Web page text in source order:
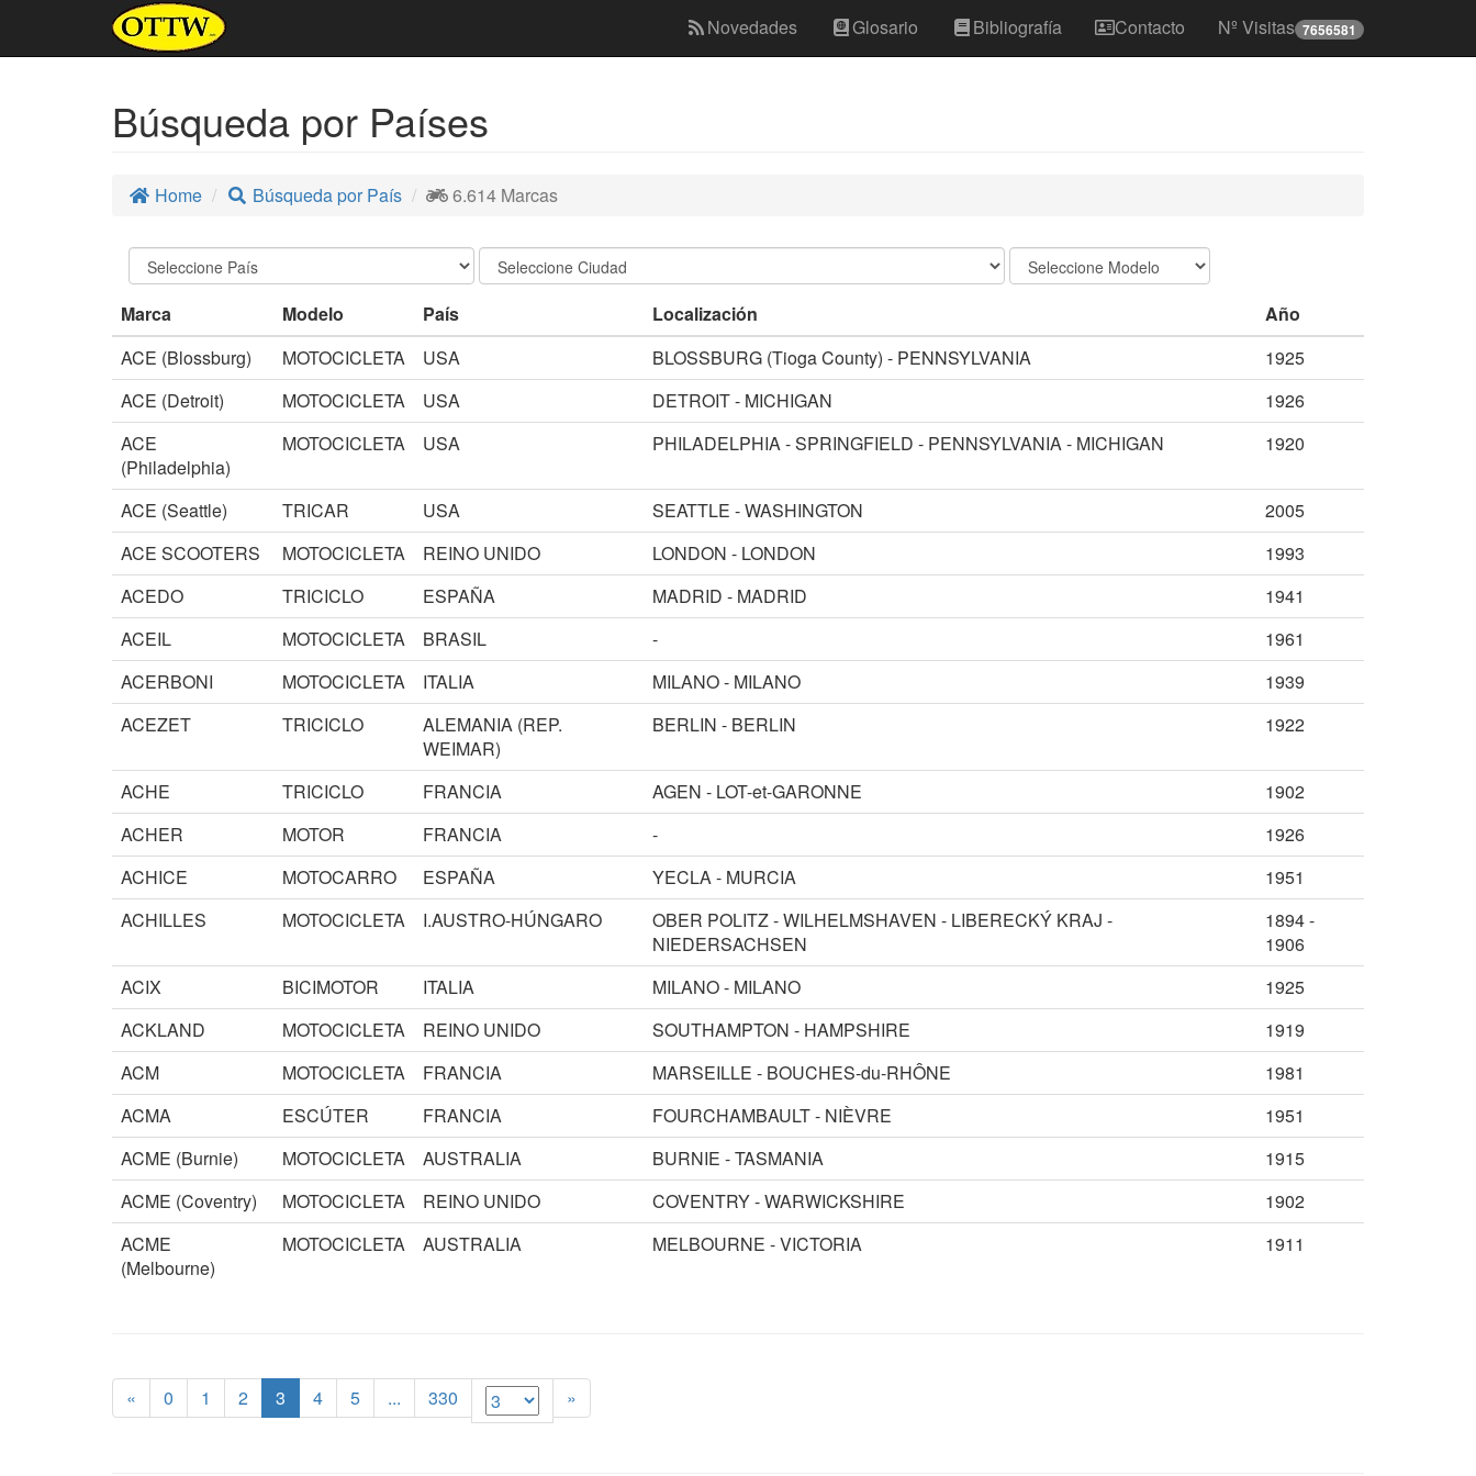
Novedades Glosario Bibliografía Contacto Nº Visitas 7656581
Búsqueda por Países
Home Búsqueda por País 6.614 Marcas
Marca Modelo País Localización
Año
ACE (Blossburg)
MOTOCICLETA USA BLOSSBURG (Tioga County) - PENNSYLVANIA
1925
ACE (Detroit)
MOTOCICLETA USA DETROIT - MICHIGAN
1926
ACE
(Philadelphia)
MOTOCICLETA USA PHILADELPHIA - SPRINGFIELD - PENNSYLVANIA - MICHIGAN 1920
ACE (Seattle) TRICAR USA SEATTLE - WASHINGTON
2005
ACE SCOOTERS
MOTOCICLETA REINO UNIDO LONDON - LONDON
1993
ACEDO
TRICICLO ESPAÑA MADRID - MADRID
1941
ACEIL
MOTOCICLETA BRASIL -
1961
ACERBONI
MOTOCICLETA ITALIA MILANO - MILANO
1939
ACEZET
TRICICLO
ALEMANIA (REP.
WEIMAR)
BERLIN - BERLIN 1922
ACHE TRICICLO FRANCIA AGEN - LOT-et-GARONNE
1902
ACHER
MOTOR FRANCIA -
1926
ACHICE
MOTOCARRO ESPAÑA YECLA - MURCIA
1951
ACHILLES
MOTOCICLETA I.AUSTRO-HÚNGARO
OBER POLITZ - WILHELMSHAVEN - LIBERECKÝ KRAJ -
NIEDERSACHSEN
1894 -
1906
ACIX
BICIMOTOR ITALIA MILANO - MILANO
1925
ACKLAND
MOTOCICLETA REINO UNIDO SOUTHAMPTON - HAMPSHIRE
1919
ACM
MOTOCICLETA FRANCIA MARSEILLE - BOUCHES-du-RHÔNE
1981
ACMA
ESCÚTER FRANCIA FOURCHAMBAULT - NIÈVRE
1951
ACME (Burnie)
MOTOCICLETA AUSTRALIA BURNIE - TASMANIA
1915
ACME (Coventry)
MOTOCICLETA REINO UNIDO COVENTRY - WARWICKSHIRE
1902
ACME
(Melbourne)
MOTOCICLETA AUSTRALIA MELBOURNE - VICTORIA 1911
« 0 1 2 3 (current)
4 5 ... 330 »